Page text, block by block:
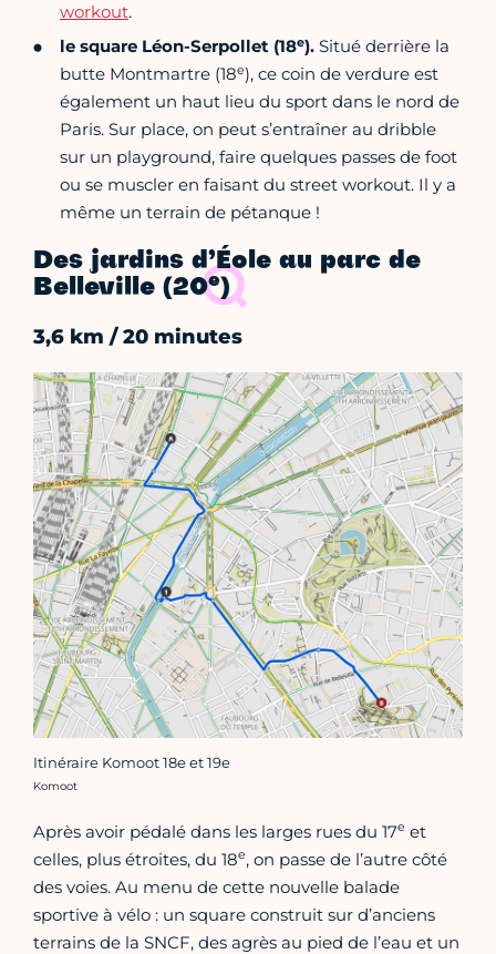
workout.
le square Léon-Serpollet (18e). Situé derrière la
butte Montmartre (18e), ce coin de verdure est
également un haut lieu du sport dans le nord de
Paris. Sur place, on peut s’entraîner au dribble
sur un playground, faire quelques passes de foot
ou se muscler en faisant du street workout. Il y a
même un terrain de pétanque !
Des jardins d’Éole au parc de
Belleville (20e)
3,6 km / 20 minutes
Itinéraire Komoot 18e et 19e
Crédit photo :
Komoot
Après avoir pédalé dans les larges rues du 17e et
celles, plus étroites, du 18e, on passe de l’autre côté
des voies. Au menu de cette nouvelle balade
sportive à vélo : un square construit sur d’anciens
terrains de la SNCF, des agrès au pied de l’eau et un